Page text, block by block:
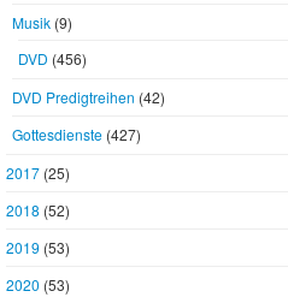
Musik (9)
DVD (456)
DVD Predigtreihen (42)
Gottesdienste (427)
2017 (25)
2018 (52)
2019 (53)
2020 (53)